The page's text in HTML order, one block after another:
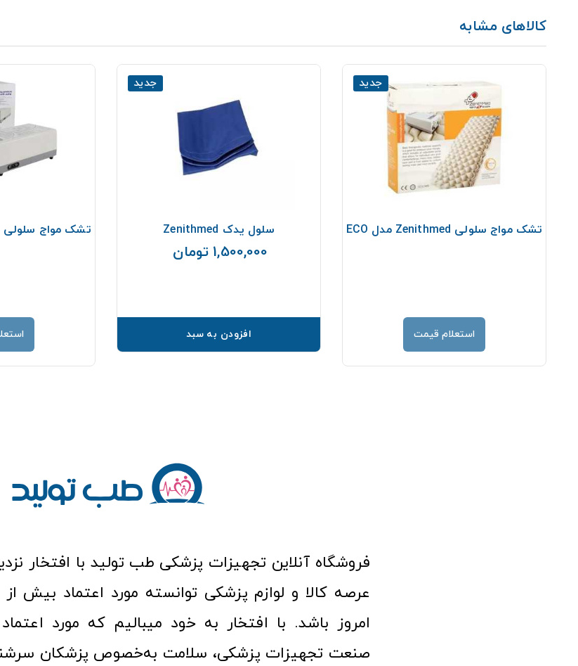
کالاهای مشابه
جدید
تشک مواج سلولی Zenithmed مدل ECO
استعلام قیمت
جدید
سلول یدک Zenithmed
1,500,000 تومان
افزودن به سبد
تشک مواج سلولی Zenithmed مدل LUX
امروز باشد. با افتخار به خود میبالیم که مورد
صنعت تجهیزات پزشکی، سلامت به‌خصوص پزشکان